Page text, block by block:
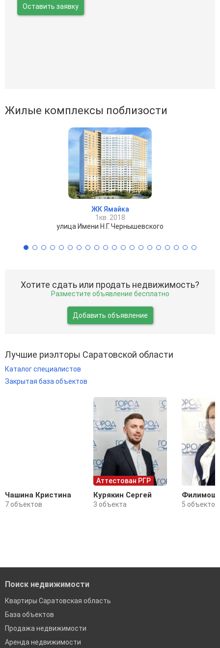
Оставить заявку
Жилые комплексы поблизости
ЖК Ямайка
1кв. 2018
улица Имени Н.Г. Чернышевского
Хотите сдать или продать недвижимость?
Разместите объявление бесплатно
Добавить объявление
Лучшие риэлторы Саратовской области
Каталог специалистов
Закрытая база объектов
Чашина Кристина
7 объектов
Аттестован РГР
Курякин Сергей
3 объекта 5 объектов
Поиск недвижимости
Квартиры Саратовская область
База объектов
Продажа недвижимости
Аренда недвижимости